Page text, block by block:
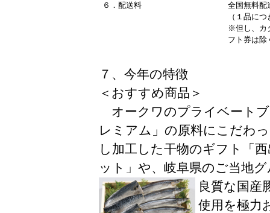
６．配送料
全国無料配
（１品に
※但し、カ
フト券は除
７、今年の特徴
＜おすすめ商品＞
オークワのプライベート
レミアム」の原料にこだわ
し加工した干物のギフト「
ット」や、岐阜県のご当地
良質な国産
使用を極力